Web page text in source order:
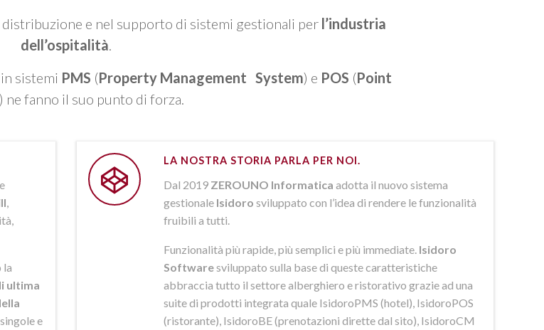
e nel supporto di sistemi gestionali per l’industria
dell’ospitalità
sistemi PMS (Property Management System) e POS (Point
) ne fanno il suo punto di forza.
la
ultima
e
LA NOSTRA STORIA PARLA PER NOI.
Dal 2019 ZEROUNO Informatica adotta il nuovo sistema
gestionale Isidoro sviluppato con l’idea di rendere le funzionalità
fruibili a tutti.
Funzionalità più rapide, più semplici e più immediate. Isidoro
Softwaresviluppato sulla base di queste caratteristiche
abbraccia tutto il settore alberghiero e ristorativo grazie ad una
suite di prodotti integrata quale IsidoroPMS (hotel), IsidoroPOS
(ristorante), IsidoroBE (prenotazioni dirette dal sito), IsidoroCM